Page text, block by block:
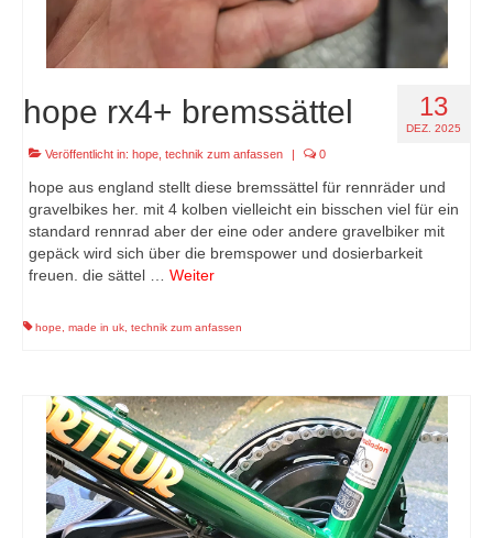
13
DEZ. 2025
hope rx4+ bremssättel
Veröffentlicht in: hope technik zum anfassen | 0
hope aus england stellt diese bremssättel für rennräder und
gravelbikes her. mit 4 kolben vielleicht ein bisschen viel für ein
standard rennrad aber der eine oder andere gravelbiker mit
gepäck wird sich über die bremspower und dosierbarkeit
freuen. die sättel … Weiter
hope made in uk technik zum anfassen